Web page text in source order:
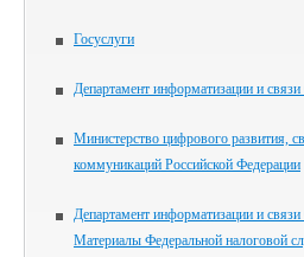
Госуслуги
Департамент информатизации и
Министерство цифрового развития,
коммуникаций Российской Федерации
Департамент информатизации и
Материалы Федеральной налоговой